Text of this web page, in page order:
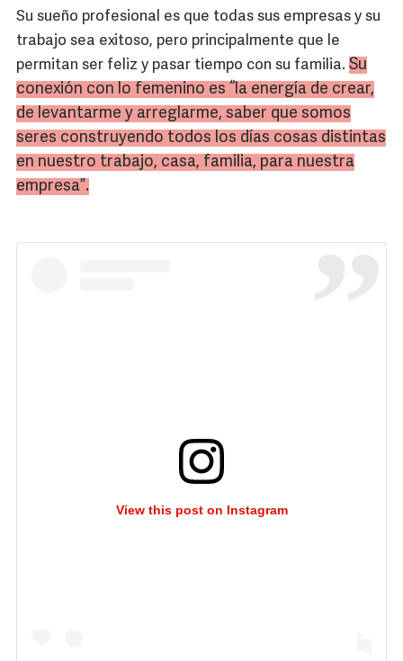
Su sueño profesional es que todas sus empresas y su
trabajo sea exitoso, pero principalmente que le
permitan ser feliz y pasar tiempo con su familia. Su
conexión con lo femenino es “la energía de crear,
de levantarme y arreglarme, saber que somos
seres construyendo todos los días cosas distintas
en nuestro trabajo, casa, familia, para nuestra
empresa”.
View this post on Instagram